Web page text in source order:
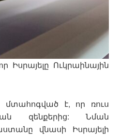
Իսրայելը Ուկրաինային
մտահոգված է, որ ռուս
զենքերից: Նման
վնասի Իսրայելի